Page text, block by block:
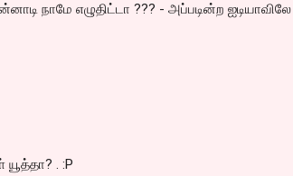
நாமே எழுதிட்டா ??? - அப்படின்ற ஐடியாவிலே
. :P